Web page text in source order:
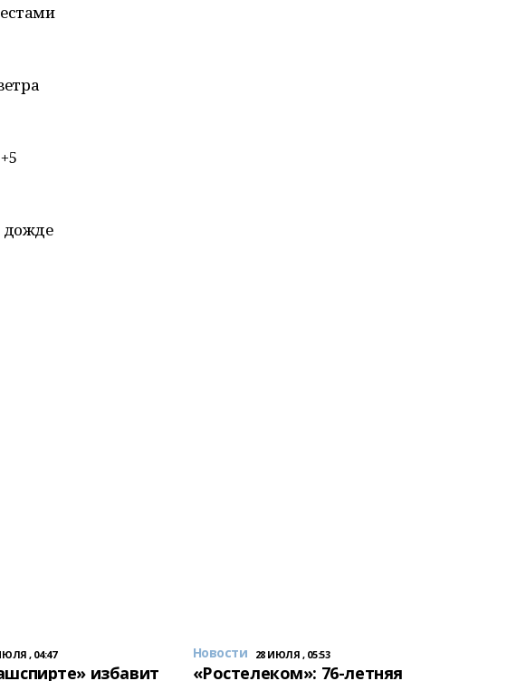
дожде
, 04:47
избавит
Новости 28 ИЮЛЯ , 05:53
«Ростелеком»: 76-летняя